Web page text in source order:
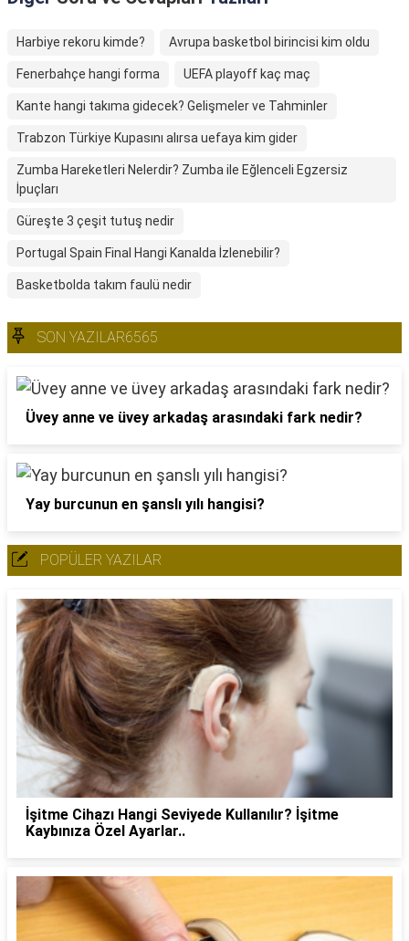
Harbiye rekoru kimde? Avrupa basketbol birincisi kim oldu
Fenerbahçe hangi forma UEFA playoff kaç maç
Kante hangi takıma gidecek? Gelişmeler ve Tahminler
Trabzon Türkiye Kupasını alırsa uefaya kim gider
Zumba Hareketleri Nelerdir? Zumba ile Eğlenceli Egzersiz
İpuçları
Güreşte 3 çeşit tutuş nedir
Portugal Spain Final Hangi Kanalda İzlenebilir?
Basketbolda takım faulü nedir
SON YAZILAR6565
Üvey anne ve üvey arkadaş arasındaki fark nedir?
Yay burcunun en şanslı yılı hangisi?
POPÜLER YAZILAR
İşitme Cihazı Hangi Seviyede Kullanılır? İşitme
Kaybınıza Özel Ayarlar..